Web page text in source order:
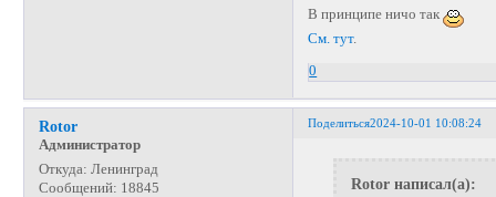
В принципе ничо так
См. тут.
0
Поделиться2024-10-01 10:08:24
Rotor
Администратор
Откуда: Ленинград
Сообщений: 18845
Rotor написал(а):